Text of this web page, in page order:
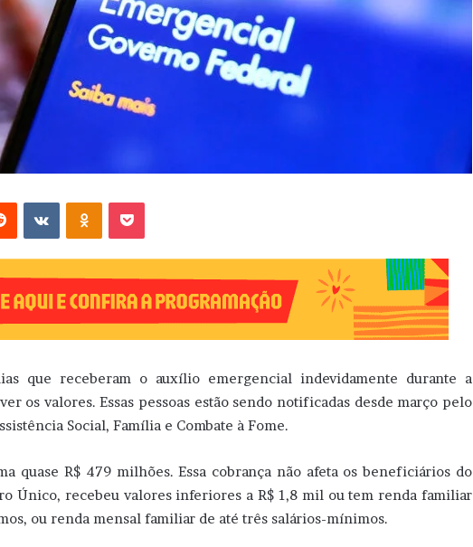
VK OK
que receberam o auxílio emergencial indevidamente durante a
os valores. Essas pessoas estão sendo notificadas desde março pelo
Social, Família e Combate à Fome.
quase R$ 479 milhões. Essa cobrança não afeta os beneficiários do
Único, recebeu valores inferiores a R$ 1,8 mil ou tem renda familiar
ou renda mensal familiar de até três salários-mínimos.